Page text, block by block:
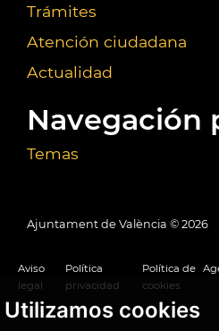
Utilizamos cookies
Trámites
Atención ciudadana
Actualidad
Navegación
Temas
Ajuntament de València © 2026
Aviso
legal
Política
privacidad
Política de
cookies